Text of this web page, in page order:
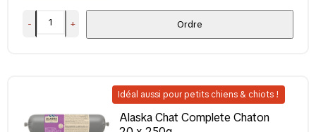
- + Ordre
Idéal aussi pour petits chiens & chiots !
Alaska Chat Complete Chaton